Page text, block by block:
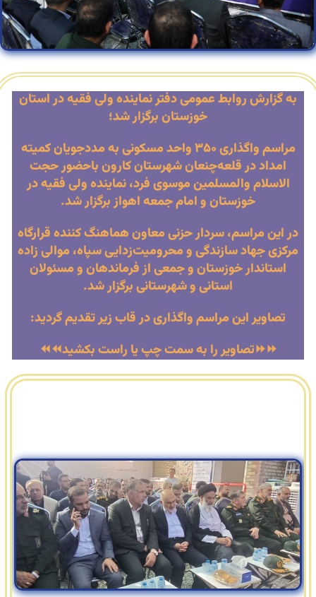
به گزارش روابط عمومی دفتر نماینده ولی فقیه در استان
خوزستان برگزار شد؛
مراسم واگذاری ۳۵۰ واحد مسکونی به مددجویان کمیته
امداد در قلعه‌چنعان شهرستان کارون باحضور حجت
الاسلام والمسلمین موسوی فرد، نماینده ولی فقیه در
خوزستان و امام جمعه اهواز برگزار شد.
در این مراسم، سردار حزنی معاون هماهنگ کننده قرارگاه
مرکزی جهاد سازندگی و محرومیت‌زدایی سپاه، موالی زاده
استاندار خوزستان و جمعی از فرماندهان و مسئولان
استانی و شهرستانی برگزار شد.
تصاویر این مراسم واگذاری در قاب زیر تقدیم گردید:
⏩⏩تصاویر را به سمت چپ یا راست بکشید⏪⏪